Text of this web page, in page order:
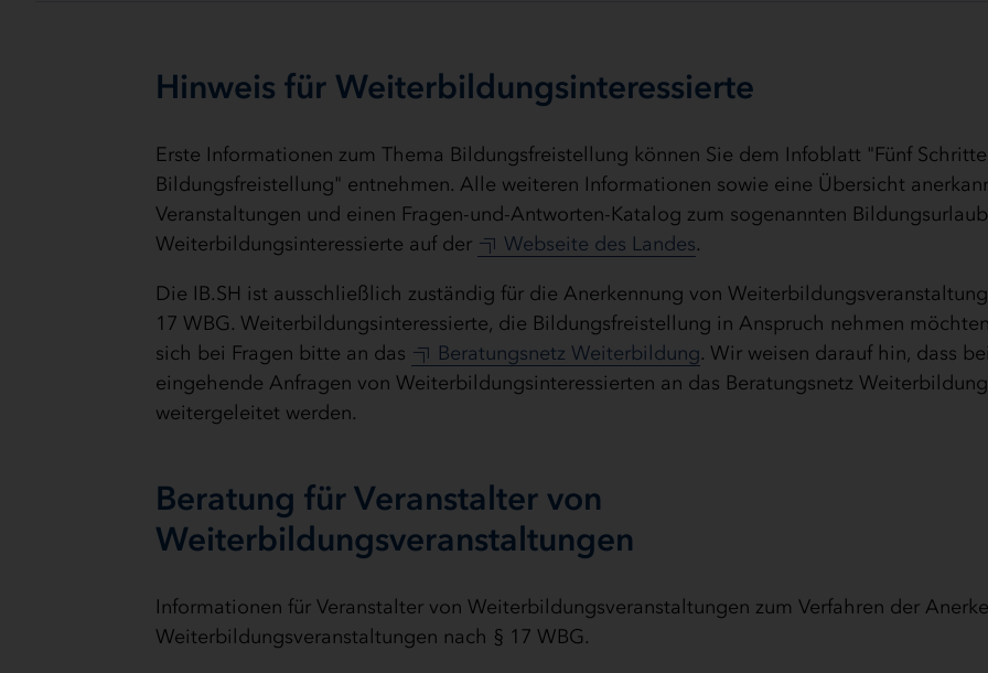
Hinweis für Weiterbildungsinteressierte
Erste Informationen zum Thema Bildungsfreistellung können Sie dem Infoblatt "Fünf
Bildungsfreistellung" entnehmen. Alle weiteren Informationen sowie eine Übersicht
Veranstaltungen und einen Fragen-und-Antworten-Katalog zum sogenannten
Weiterbildungsinteressierte auf der
Webseite des Landes.
Die IB.SH ist ausschließlich zuständig für die Anerkennung von
17 WBG. Weiterbildungsinteressierte, die Bildungsfreistellung in Anspruch nehmen
sich bei Fragen bitte an das
Beratungsnetz Weiterbildung. Wir weisen darauf hin, dass
eingehende Anfragen von Weiterbildungsinteressierten an das Beratungsnetz Weiterbildung
weitergeleitet werden.
Beratung für Veranstalter von
Weiterbildungsveranstaltungen
Informationen für Veranstalter von Weiterbildungsveranstaltungen zum Verfahren der
Weiterbildungsveranstaltungen nach § 17 WBG.